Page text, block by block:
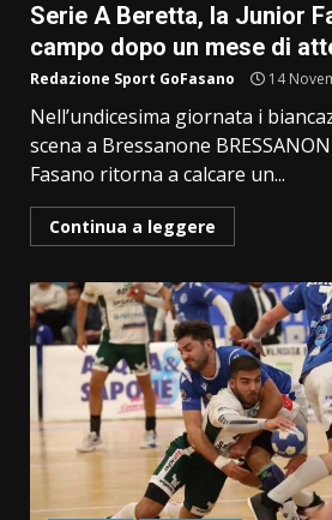
Serie A Beretta, la Junior
campo dopo un mese di
Redazione Sport GoFasano 14
Nell’undicesima giornata i
scena a Bressanone
Fasano ritorna a calcare un...
Continua a leggere